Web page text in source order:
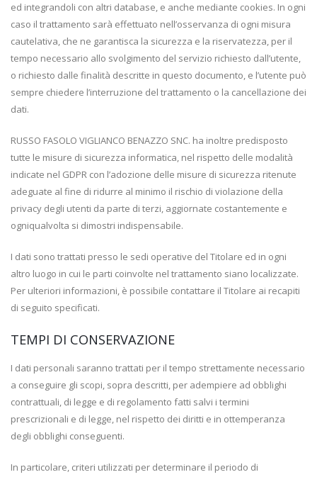
ed integrandoli con altri database, e anche mediante cookies. In ogni
caso il trattamento sarà effettuato nell’osservanza di ogni misura
cautelativa, che ne garantisca la sicurezza e la riservatezza, per il
tempo necessario allo svolgimento del servizio richiesto dall’utente,
o richiesto dalle finalità descritte in questo documento, e l’utente può
sempre chiedere l’interruzione del trattamento o la cancellazione dei
dati.
RUSSO FASOLO VIGLIANCO BENAZZO SNC. ha inoltre predisposto
tutte le misure di sicurezza informatica, nel rispetto delle modalità
indicate nel GDPR con l’adozione delle misure di sicurezza ritenute
adeguate al fine di ridurre al minimo il rischio di violazione della
privacy degli utenti da parte di terzi, aggiornate costantemente e
ogniqualvolta si dimostri indispensabile.
I dati sono trattati presso le sedi operative del Titolare ed in ogni
altro luogo in cui le parti coinvolte nel trattamento siano localizzate.
Per ulteriori informazioni, è possibile contattare il Titolare ai recapiti
di seguito specificati.
TEMPI DI CONSERVAZIONE
I dati personali saranno trattati per il tempo strettamente necessario
a conseguire gli scopi, sopra descritti, per adempiere ad obblighi
contrattuali, di legge e di regolamento fatti salvi i termini
prescrizionali e di legge, nel rispetto dei diritti e in ottemperanza
degli obblighi conseguenti.
In particolare, criteri utilizzati per determinare il periodo di